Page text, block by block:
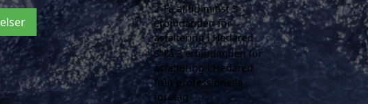
2 Få alltid minst 3
erbjudanden för
asfaltering i Hedared
3 Få 3 erbjudanden för
asfaltering i Hedared
från professionella
företag